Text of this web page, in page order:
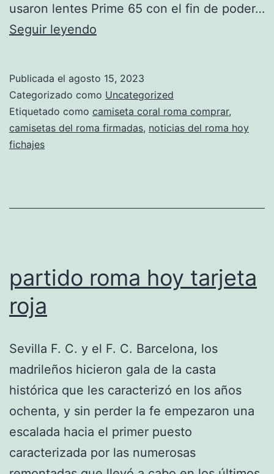
usaron lentes Prime 65 con el fin de poder…
Seguir leyendo
europa
league
Publicada el agosto 15, 2023
Categorizado como Uncategorized
Etiquetado como camiseta coral roma comprar,
camisetas del roma firmadas, noticias del roma hoy
fichajes
partido roma hoy tarjeta
roja
Sevilla F. C. y el F. C. Barcelona, los
madrileños hicieron gala de la casta
histórica que les caracterizó en los años
ochenta, y sin perder la fe empezaron una
escalada hacia el primer puesto
caracterizada por las numerosas